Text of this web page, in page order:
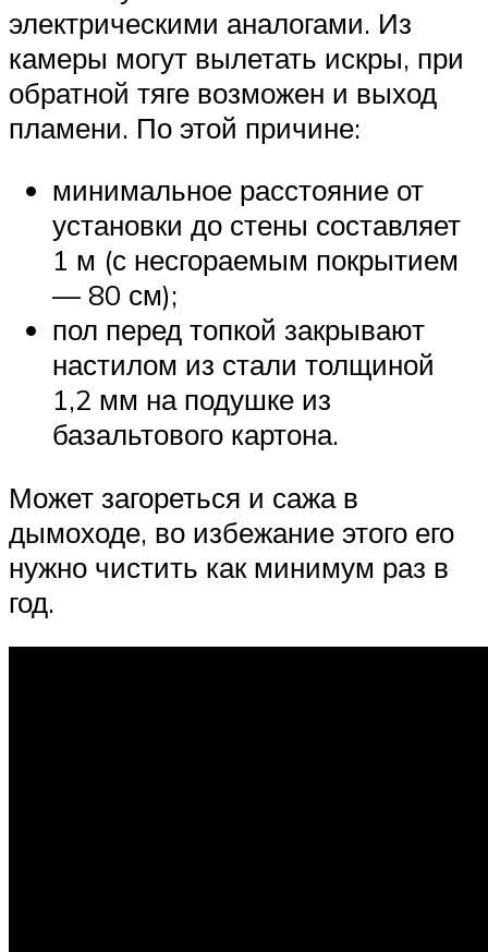
электрическими аналогами. Из
камеры могут вылетать искры, при
обратной тяге возможен и выход
пламени. По этой причине:
минимальное расстояние от
установки до стены составляет
1 м (с несгораемым покрытием
— 80 см);
пол перед топкой закрывают
настилом из стали толщиной
1,2 мм на подушке из
базальтового картона.
Может загореться и сажа в
дымоходе, во избежание этого его
нужно чистить как минимум раз в
год.